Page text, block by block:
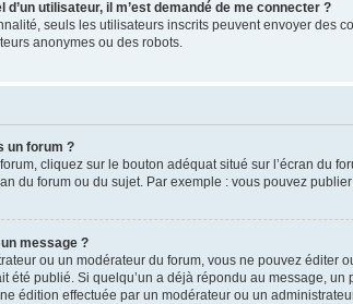
utilisateur, il m’est demandé de me connecter ?
seuls les utilisateurs inscrits peuvent envoyer des
anonymes ou des robots.
un forum ?
cliquez sur le bouton adéquat situé sur l’écran du
du forum ou du sujet. Par exemple : vous pouvez
message ?
ou un modérateur du forum, vous ne pouvez
été publié. Si quelqu’un a déjà répondu au message,
édition effectuée par un modérateur ou un